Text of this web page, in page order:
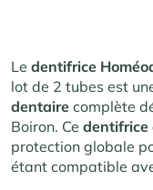
Le dentifrice
lot de 2 tubes est
dentaire complète
Boiron. Ce dentifrice
protection globale
étant compatible